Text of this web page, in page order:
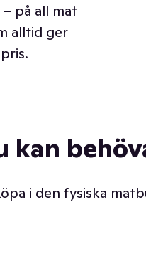
på all mat
alltid ger
kan
i den fysiska